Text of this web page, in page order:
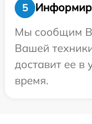
5
Мы сообщим
Вашей
доставит ее в
время.